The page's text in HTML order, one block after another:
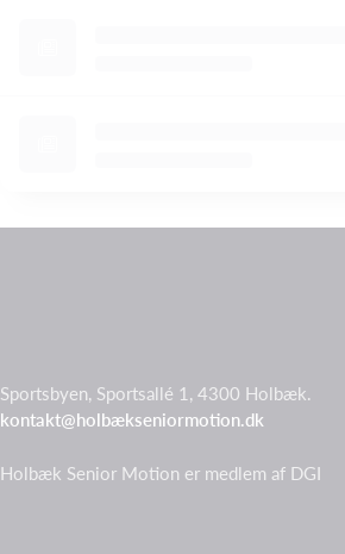
Sportsbyen, Sportsallé 1, 4300 Holbæk.
kontakt@holbækseniormotion.dk
Holbæk Senior Motion er medlem af DGI